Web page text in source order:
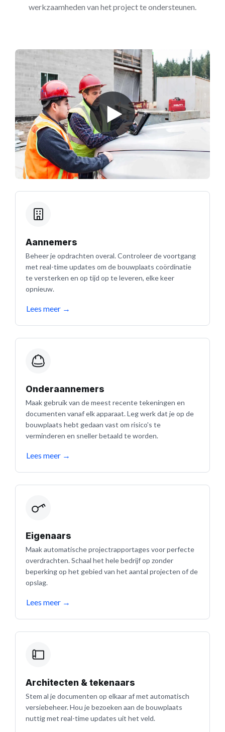
werkzaamheden van het project te ondersteunen.
Aannemers
Beheer je opdrachten overal. Controleer de voortgang
met real-time updates om de bouwplaats coördinatie
te versterken en op tijd op te leveren, elke keer
opnieuw.
Lees meer →
Onderaannemers
Maak gebruik van de meest recente tekeningen en
documenten vanaf elk apparaat. Leg werk dat je op de
bouwplaats hebt gedaan vast om risico's te
verminderen en sneller betaald te worden.
Lees meer →
Eigenaars
Maak automatische projectrapportages voor perfecte
overdrachten. Schaal het hele bedrijf op zonder
beperking op het gebied van het aantal projecten of de
opslag.
Lees meer →
Architecten & tekenaars
Stem al je documenten op elkaar af met automatisch
versiebeheer. Hou je bezoeken aan de bouwplaats
nuttig met real-time updates uit het veld.